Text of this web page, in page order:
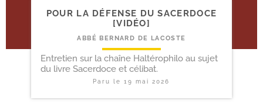
POUR LA DÉFENSE DU SACERDOCE
[VIDÉO]
ABBÉ BERNARD DE LACOSTE
Entretien sur la chaîne Haltérophilo au sujet
du livre Sacerdoce et célibat.
Paru le19 mai 2026